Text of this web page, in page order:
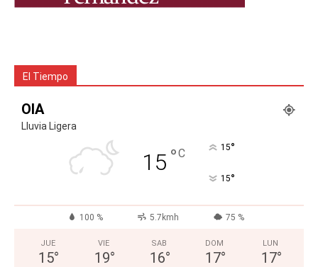
El Tiempo
OIA
Lluvia Ligera
15 °C 15°
15°
100 % 5.7kmh 75 %
JUE
15°
VIE
19°
SAB
16°
DOM
17°
LUN
17°